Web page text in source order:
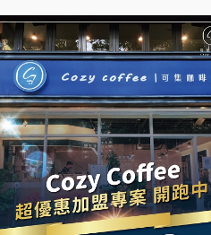
彭富貴加盟說明會
NU PASTA義大利麵加盟說明
會
潮鍋癮加盟說明會
蓁伙烤倆吃加盟說明會
霏等茶加盟說明會
拉亞漢堡加盟說明會
杜芳子古味茶鋪加盟說明會
優握握×酸奶大獅加盟說明會
冬城門加盟說明會
拾鑶火鍋加盟說明會